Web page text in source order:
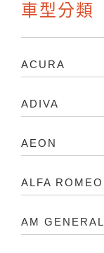
車型分類
ACURA
ADIVA
AEON
ALFA ROMEO
AM GENERAL